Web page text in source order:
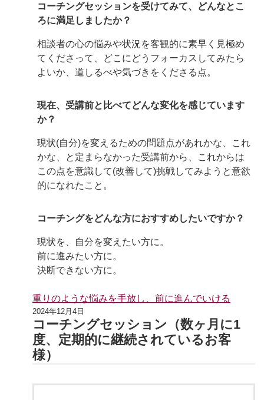
コーチングセッションを受けてみて、どんなとこ
ろに満足しましたか？
相談者の心の悩みや状況を客観的に素早く見極め
てくださって、どこにどうフォーカスしてみたら
よいか、道しるべや気づきをくださる点。
現在、受講前と比べてどんな変化を感じています
か？
現状(自分)を変えるための問題点があれかな、これ
かな、と定まらなかった受講前から、これからは
この点を意識して(改善して)挑戦してみようと意欲
的になれたこと。
コーチングをどんな方におすすめしたいですか？
現状を、自分を変えたい方に。
前に進みたい方に。
決断できない方に。
重りのような悩みを手放し、前に進んでいける
2024年12月4日
コーチングセッション（数ヶ月に1
度、定期的に継続されているお客
様）